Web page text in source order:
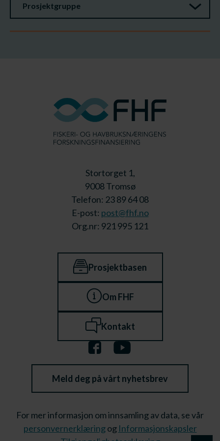
Prosjektgruppe
Stortorget 1,
9008 Tromsø
Telefon: 23 89 64 08
E-post: post@fhf.no
Org.nr: 921 995 121
Prosjektbasen
Om FHF
Kontakt
Meld deg på vårt nyhetsbrev
For mer informasjon om innsamling av data, se vår
personvernerklæringog Informasjonskapsler